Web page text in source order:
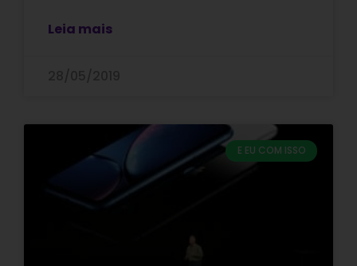
Leia mais
E EU COM ISSO